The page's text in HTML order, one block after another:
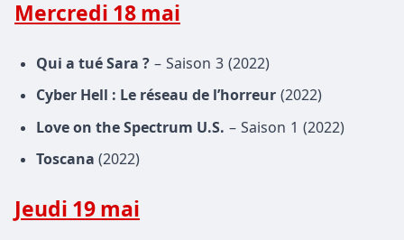
Mercredi 18 mai
Qui a tué Sara ? – Saison 3 (2022)
Cyber Hell : Le réseau de l’horreur (2022)
Love on the Spectrum U.S. – Saison 1 (2022)
Toscana (2022)
Jeudi 19 mai